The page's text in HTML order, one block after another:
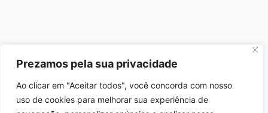
Prezamos pela sua privacidade
Ao clicar em "Aceitar todos", você concorda com nosso
uso de cookies para melhorar sua experiência de